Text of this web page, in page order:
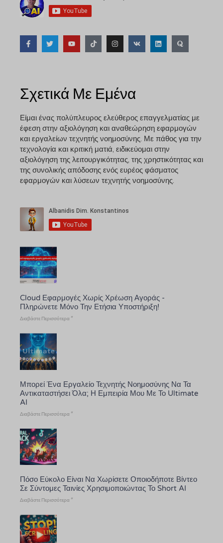
Σχετικά Με Εμένα
Είμαι ένας πολύπλευρος ελεύθερος επαγγελματίας με
έφεση στην αξιολόγηση και αναθεώρηση εφαρμογών
και εργαλείων τεχνητής νοημοσύνης. Με πάθος για την
τεχνολογία και κριτική ματιά, ειδικεύομαι στην
αξιολόγηση της λειτουργικότητας, της χρηστικότητας και
της συνολικής απόδοσης ενός ευρέος φάσματος
εφαρμογών και λύσεων τεχνητής νοημοσύνης.
Cloud Εφαρμογές Χωρίς Χρέωση Αγοράς -
Πληρώνετε Μόνο Την Ετήσια Υποστήριξη!
Διαβάστε Περισσότερα "
Μπορεί Ένα Εργαλείο Τεχνητής Νοημοσύνης Να Τα
Αντικαταστήσει Όλα; Η Εμπειρία Μου Με Το Ultimate
AI
Διαβάστε Περισσότερα "
Πόσο Εύκολο Είναι Να Χωρίσετε Οποιοδήποτε Βίντεο
Σε Σύντομες Ταινίες Χρησιμοποιώντας Το Short AI
Διαβάστε Περισσότερα "